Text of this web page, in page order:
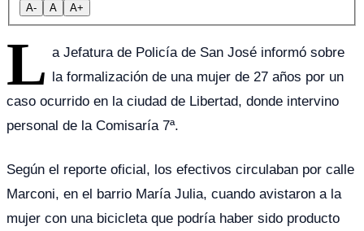
A- A A+
L a Jefatura de Policía de San José informó sobre
la formalización de una mujer de 27 años por un
caso ocurrido en la ciudad de Libertad, donde intervino
personal de la Comisaría 7ª.
Según el reporte oficial, los efectivos circulaban por calle
Marconi, en el barrio María Julia, cuando avistaron a la
mujer con una bicicleta que podría haber sido producto